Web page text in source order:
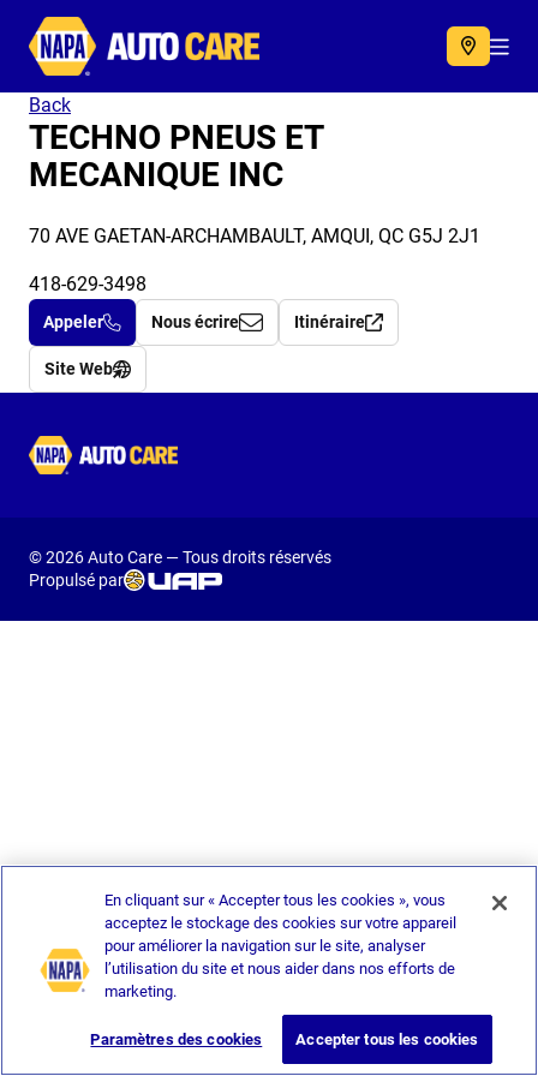
Autocare
Back
TECHNO PNEUS ET
MECANIQUE INC
70 AVE GAETAN-ARCHAMBAULT, AMQUI, QC G5J 2J1
418-629-3498
Appeler Nous écrire Itinéraire
Site Web
Autocare
© 2026 Auto Care — Tous droits réservés
Propulsé par
En cliquant sur « Accepter tous les cookies », vous
acceptez le stockage des cookies sur votre appareil
pour améliorer la navigation sur le site, analyser
l’utilisation du site et nous aider dans nos efforts de
marketing.
Paramètres des cookies Accepter tous les cookies